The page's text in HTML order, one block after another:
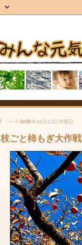
2024年10月17日木曜日
枝ごと柿もぎ大作戦